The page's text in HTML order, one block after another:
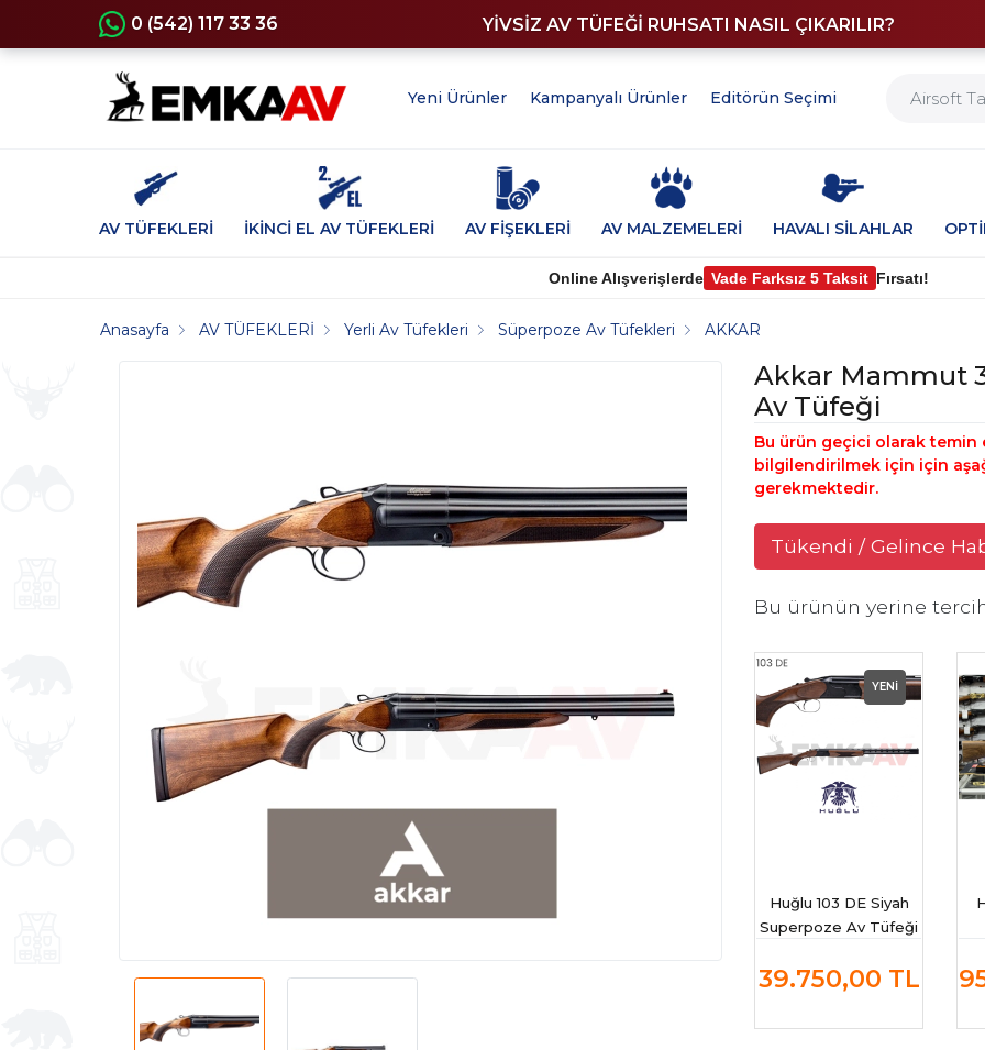
0 (542) 117 33 36 YİVSİZ AV TÜFEĞİ RUHSATI NASIL ÇIKARILIR?
Yeni Ürünler Kampanyalı Ürünler Editörün Seçimi
AV TÜFEKLERİ İKİNCİ EL AV TÜFEKLERİ AV FİŞEKLERİ AV MALZEMELERİ HAVALI SİLAHLAR
Online Alışverişlerde Vade Farksız 5 Taksit Fırsatı!
Anasayfa AV TÜFEKLERİ Yerli Av Tüfekleri Süperpoze Av Tüfekleri AKKAR
Akkar Mammut
Av Tüfeği
Bu ürün geçici olarak
bilgilendirilmek için için
gerekmektedir.
Tükendi / Gelince
Bu ürünün yerine
YENİ
Huğlu 103 DE Siyah
Superpoze Av Tüfeği
39.750,00 TL